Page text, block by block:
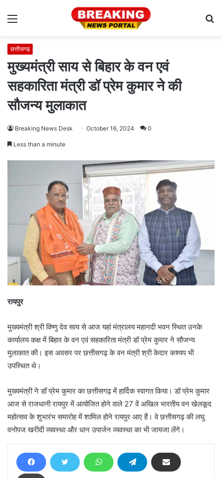
Menu
छत्तीसगढ़
मुख्यमंत्री साय से बिहार के वन एवं
सहकारिता मंत्री डॉ प्रेम कुमार ने की
सौजन्य मुलाकात
Breaking News Desk October 16, 2024 0
Less than a minute
रायपुर
मुख्यमंत्री श्री विष्णु देव साय से आज यहां मंत्रालय महानदी भवन स्थित उनके
कार्यालय कक्ष में बिहार के वन एवं सहकारिता मंत्री डॉ प्रेम कुमार ने सौजन्य
मुलाकात की। इस अवसर पर छत्तीसगढ़ के वन मंत्री श्री केदार कश्यप भी
उपस्थित थे।
मुख्यमंत्री ने डॉ प्रेम कुमार का छत्तीसगढ़ में हार्दिक स्वागत किया। डॉ प्रेम कुमार
आज से राजधानी रायपुर में आयोजित होने वाले 27 वें अखिल भारतीय वन खेलकूद
महोत्सव के शुभारंभ समारोह में शामिल होने रायपुर आए हैं। वे छत्तीसगढ़ की लघु
वनोपज खरीदी व्यवस्था और धान उपार्जन व्यवस्था का भी जायजा लेंगे।